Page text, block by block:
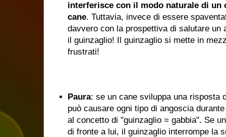
interferisce con il modo naturale di un
cane. Tuttavia, invece di essere
davvero con la prospettiva di salutare un
il guinzaglio!
Il guinzaglio si mette in
frustrati!
Paura: se un cane sviluppa una risposta
può causare ogni tipo di angoscia
al concetto di "guinzaglio = gabbia". Se
di fronte a lui, il guinzaglio interrompe la